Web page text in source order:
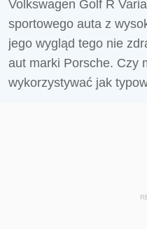
Volkswagen Golf R
sportowego auta z
jego wygląd tego nie
aut marki Porsche. Czy
wykorzystywać jak